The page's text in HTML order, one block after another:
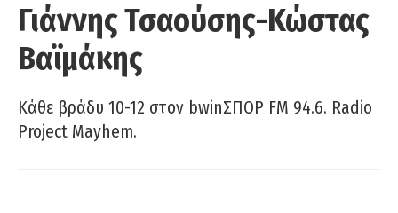
Γιάννης Τσαούσης-Κώστας
Βαϊμάκης
Κάθε βράδυ 10-12 στον bwinΣΠΟΡ FM 94.6. Radio
Project Mayhem.